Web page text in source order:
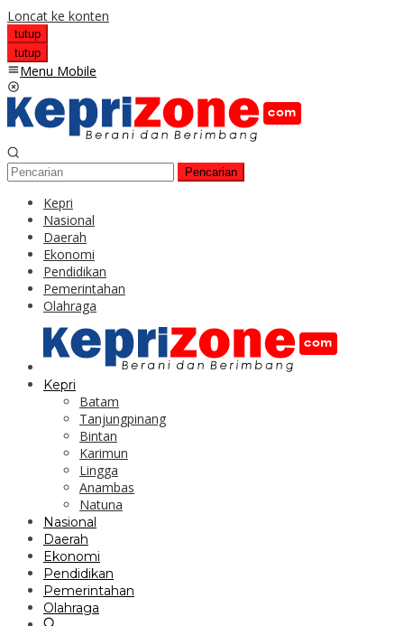
Loncat ke konten
tutup
tutup
Menu Mobile
Pencarian
Kepri
Nasional
Daerah
Ekonomi
Pendidikan
Pemerintahan
Olahraga
Kepri
Batam
Tanjungpinang
Bintan
Karimun
Lingga
Anambas
Natuna
Nasional
Daerah
Ekonomi
Pendidikan
Pemerintahan
Olahraga